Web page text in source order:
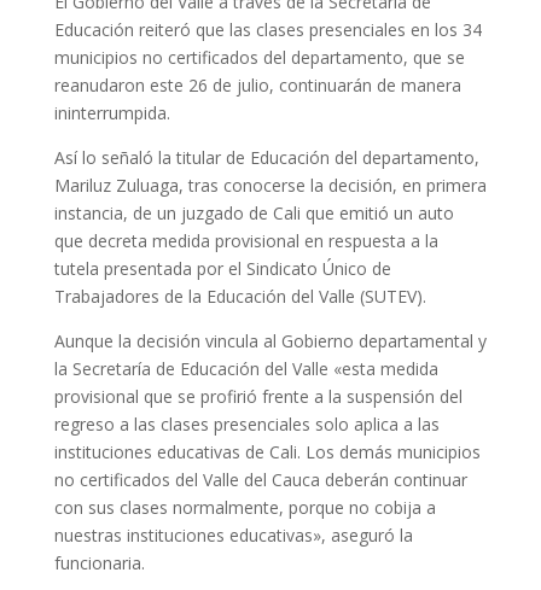
Educación reiteró que las clases presenciales en los 34
municipios no certificados del departamento, que se
reanudaron este 26 de julio, continuarán de manera
ininterrumpida.
Así lo señaló la titular de Educación del departamento,
Mariluz Zuluaga, tras conocerse la decisión, en primera
instancia, de un juzgado de Cali que emitió un auto
que decreta medida provisional en respuesta a la
tutela presentada por el Sindicato Único de
Trabajadores de la Educación del Valle (SUTEV).
Aunque la decisión vincula al Gobierno departamental y
la Secretaría de Educación del Valle «esta medida
provisional que se profirió frente a la suspensión del
regreso a las clases presenciales solo aplica a las
instituciones educativas de Cali. Los demás municipios
no certificados del Valle del Cauca deberán continuar
con sus clases normalmente, porque no cobija a
nuestras instituciones educativas», aseguró la
funcionaria.